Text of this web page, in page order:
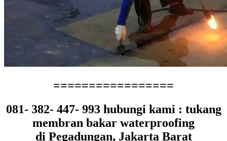
=================
081- 382- 447- 993 hubungi kami : tukang
membran bakar waterproofing
di Pegadungan, Jakarta Barat